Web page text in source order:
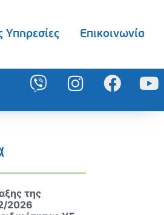
Υπηρεσίες Επικοινωνία
της
2026